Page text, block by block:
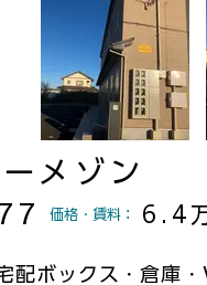
ーメゾン
6.4
​価格・賃料：
配ボックス・倉庫